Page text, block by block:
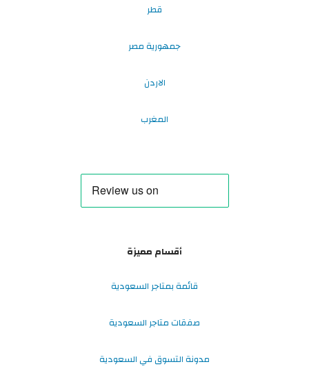
قطر
جمهورية مصر
الاردن
المغرب
أقسام مميزة
قائمة بمتاجر السعودية
صفقات متاجر السعودية
مدونة التسوق في السعودية